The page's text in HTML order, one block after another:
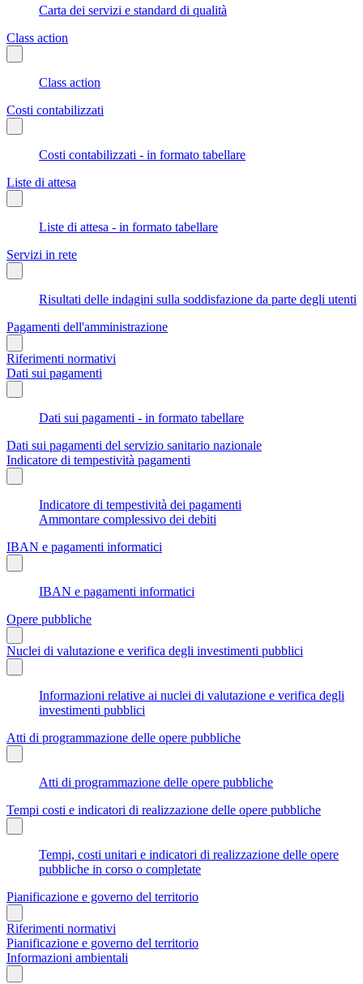
Carta dei servizi e standard di qualità
Class action
Class action
Costi contabilizzati
Costi contabilizzati - in formato tabellare
Liste di attesa
Liste di attesa - in formato tabellare
Servizi in rete
Risultati delle indagini sulla soddisfazione da parte degli utenti
Pagamenti dell'amministrazione
Riferimenti normativi
Dati sui pagamenti
Dati sui pagamenti - in formato tabellare
Dati sui pagamenti del servizio sanitario nazionale
Indicatore di tempestività pagamenti
Indicatore di tempestività dei pagamenti
Ammontare complessivo dei debiti
IBAN e pagamenti informatici
IBAN e pagamenti informatici
Opere pubbliche
Nuclei di valutazione e verifica degli investimenti pubblici
Informazioni relative ai nuclei di valutazione e verifica degli
investimenti pubblici
Atti di programmazione delle opere pubbliche
Atti di programmazione delle opere pubbliche
Tempi costi e indicatori di realizzazione delle opere pubbliche
Tempi, costi unitari e indicatori di realizzazione delle opere
pubbliche in corso o completate
Pianificazione e governo del territorio
Riferimenti normativi
Pianificazione e governo del territorio
Informazioni ambientali